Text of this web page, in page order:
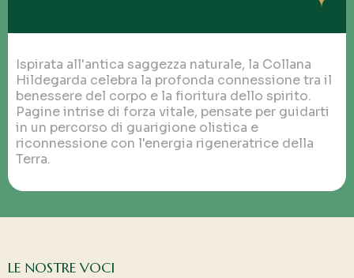
Ispirata all'antica saggezza naturale, la Collana
Hildegarda celebra la profonda connessione tra il
benessere del corpo e la fioritura dello spirito.
Pagine intrise di forza vitale, pensate per guidarti
in un percorso di guarigione olistica e
riconnessione con l'energia rigeneratrice della
Terra.
LE NOSTRE VOCI